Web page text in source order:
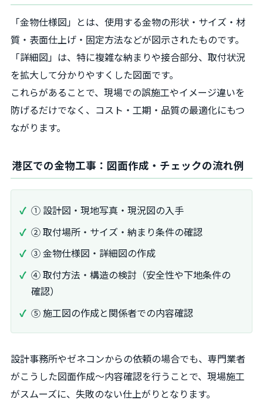
「金物仕様図」とは、使用する金物の形状・サイズ・材
質・表面仕上げ・固定方法などが図示されたものです。
「詳細図」は、特に複雑な納まりや接合部分、取付状況
を拡大して分かりやすくした図面です。
これらがあることで、現場での誤施工やイメージ違いを
防げるだけでなく、コスト・工期・品質の最適化にもつ
ながります。
港区での金物工事：図面作成・チェックの流れ例
① 設計図・現地写真・現況図の入手
② 取付場所・サイズ・納まり条件の確認
③ 金物仕様図・詳細図の作成
④ 取付方法・構造の検討（安全性や下地条件の
確認）
⑤ 施工図の作成と関係者での内容確認
設計事務所やゼネコンからの依頼の場合でも、専門業者
がこうした図面作成～内容確認を行うことで、現場施工
がスムーズに、失敗のない仕上がりとなります。